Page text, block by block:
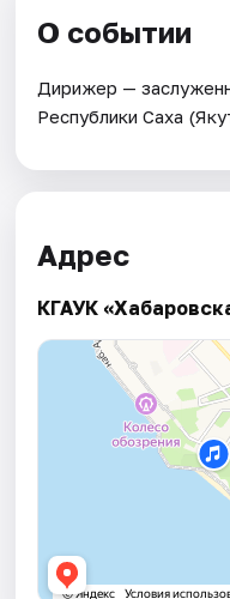
О событии
Дирижер —
Республики Саха
Адрес
КГАУК